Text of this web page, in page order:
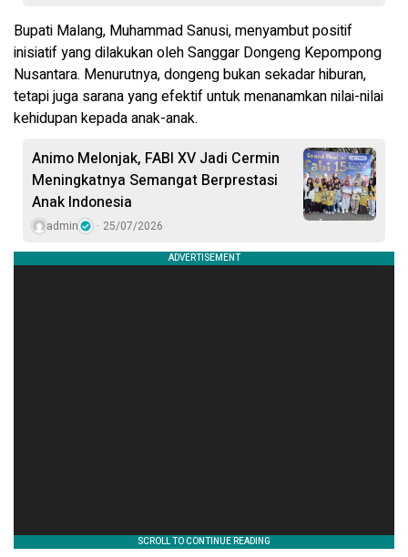
Bupati Malang, Muhammad Sanusi, menyambut positif
inisiatif yang dilakukan oleh Sanggar Dongeng Kepompong
Nusantara. Menurutnya, dongeng bukan sekadar hiburan,
tetapi juga sarana yang efektif untuk menanamkan nilai-nilai
kehidupan kepada anak-anak.
Animo Melonjak, FABI XV Jadi Cermin
Meningkatnya Semangat Berprestasi
Anak Indonesia
admin 25/07/2026